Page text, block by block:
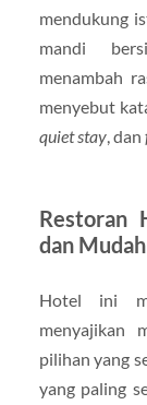
mendukung
mandi
menambah
menyebut
quiet stay, dan
Restoran
dan
Hotel ini
menyajikan
pilihan yang
yang paling